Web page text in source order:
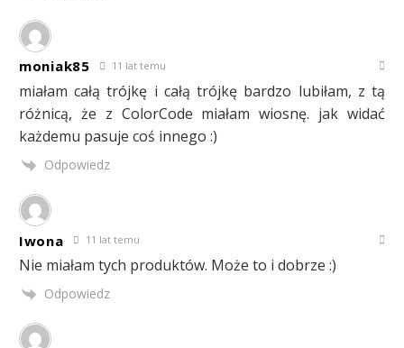
moniak85 11 lat temu
miałam całą trójkę i całą trójkę bardzo lubiłam, z tą
różnicą, że z ColorCode miałam wiosnę. jak widać
każdemu pasuje coś innego :)
Odpowiedz
Iwona 11 lat temu
Nie miałam tych produktów. Może to i dobrze :)
Odpowiedz